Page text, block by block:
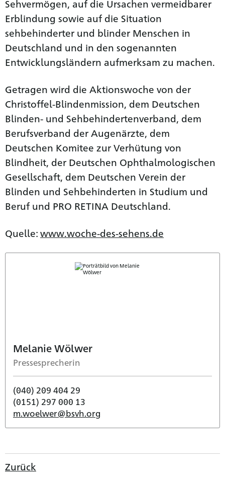
Sehvermögen, auf die Ursachen vermeidbarer
Erblindung sowie auf die Situation
sehbehinderter und blinder Menschen in
Deutschland und in den sogenannten
Entwicklungsländern aufmerksam zu machen.
Getragen wird die Aktionswoche von der
Christoffel-Blindenmission, dem Deutschen
Blinden- und Sehbehindertenverband, dem
Berufsverband der Augenärzte, dem
Deutschen Komitee zur Verhütung von
Blindheit, der Deutschen Ophthalmologischen
Gesellschaft, dem Deutschen Verein der
Blinden und Sehbehinderten in Studium und
Beruf und PRO RETINA Deutschland.
Quelle: www.woche-des-sehens.de
Melanie Wölwer
Pressesprecherin
(040) 209 404 29
(0151) 297 000 13
m.woelwer@bsvh.org
Zurück